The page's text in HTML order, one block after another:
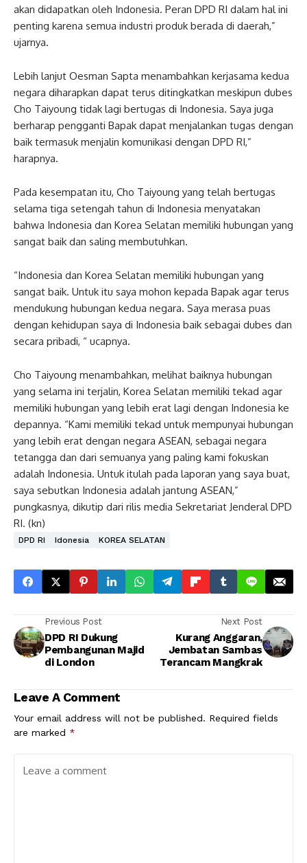
akan didapatkan oleh Indonesia. Peran DPD RI dalam hal ini
penting karena semua industri produk berada di daerah,”
ujarnya.
Lebih lanjut Oesman Sapta menambahkan kerjasama kedua
negara diharapkan dapat terus ditingkatkan meskipun dubes
Cho Taiyoung tidak lagi bertugas di Indonesia. Saya juga
berharap pengganti Bapak dapat menjalankan tugas dengan
baik termasuk menjalin komunikasi dengan DPD RI,”
harapnya.
Pada kesempatan itu, Cho Taiyoung yang telah bertugas
selama tiga setengah tahun di Indonesia menyatakan
bahwa Indonesia dan Korea Selatan memiliki hubungan yang
sangat baik dan saling membutuhkan.
“Indonesia dan Korea Selatan memiliki hubungan yang
sangat baik. Untuk itu saya mohon kepada Bapak agar terus
mendukung hubungan kedua negara. Saya merasa puas
dengan kehidupan saya di Indonesia baik sebagai dubes dan
secara pribadi, “ ucapnya.
Cho Taiyoung menambahkan, melihat baiknya hubungan
yang selama ini terjalin, Korea Selatan memiliki tekad agar
memiliki hubungan yang lebih erat lagi dengan Indonesia ke
depannya. “Kami memiliki tekad untuk mempunyai hubungan
yang lebih erat dengan negara ASEAN, sebagai negara
tetangga dan dari semuanya yang paling kami fokuskan
adalah Indonesia. Untuk itulah pada laporan yang saya buat,
saya sebutkan Indonesia adalah jantung ASEAN,”
pungkasnya, dikutip dari rilis media Sekretariat Jenderal DPD
RI. (kn)
DPD RI Idonesia KOREA SELATAN
Previous Post
DPD RI Dukung
Pembangunan Majid
di London
Next Post
Kurang Anggaran,
Jembatan Sambas
Terancam Mangkrak
Leave A Comment
Your email address will not be published. Required fields
are marked *